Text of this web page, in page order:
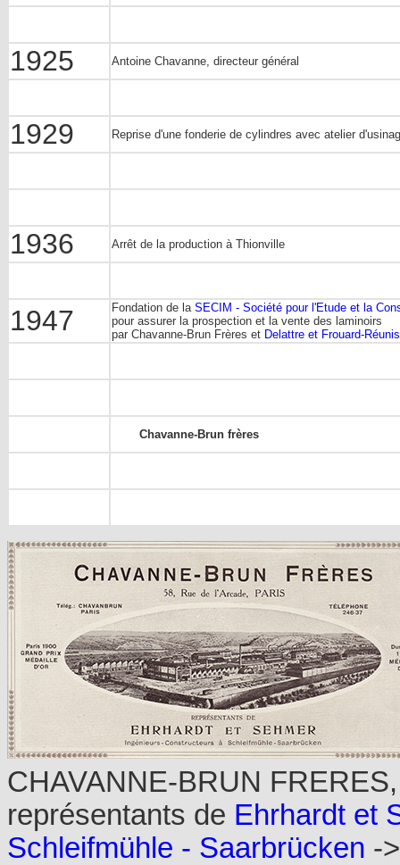
1925 Antoine Chavanne, directeur général
1929 Reprise d'une fonderie de cylindres avec atelier
1936 Arrêt de la production à Thionville
1947 Fondation de la SECIM - Société pour l'Etude et la
pour assurer la prospection et la vente des laminoirs
par Chavanne-Brun Frères et Delattre et Frouard-Réunis
Chavanne-Brun frères
CHAVANNE-BRUN
représentants de Ehrhardt et
Schleifmühle - Saarbrücken -